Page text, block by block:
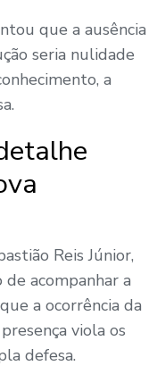
que a ausência
seria nulidade
a
Reis Júnior,
acompanhar a
a ocorrência da
viola os
defesa.